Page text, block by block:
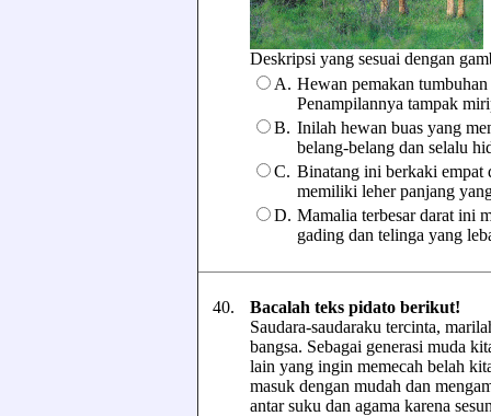
Deskripsi yang sesuai dengan
A. Hewan pemakan
Penampilannya tampak
B. Inilah hewan buas yang
belang-belang dan selalu
C. Binatang ini berkaki empat
memiliki leher panjang
D. Mamalia terbesar darat ini
gading dan telinga yang
40.
Bacalah teks pidato berikut!
Saudara-saudaraku tercinta,
bangsa. Sebagai generasi muda
lain yang ingin memecah belah
masuk dengan mudah dan
antar suku dan agama karena